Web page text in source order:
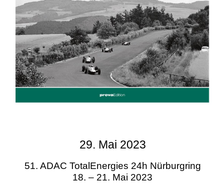
29. Mai 2023
51. ADAC TotalEnergies 24h Nürburgring
18. – 21. Mai 2023